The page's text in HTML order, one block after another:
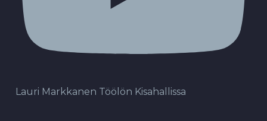
Lauri Markkanen Töölön Kisahallissa